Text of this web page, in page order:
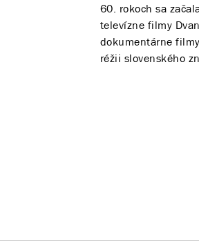
60. rokoch sa
televízne filmy
dokumentárne
réžii slovenského